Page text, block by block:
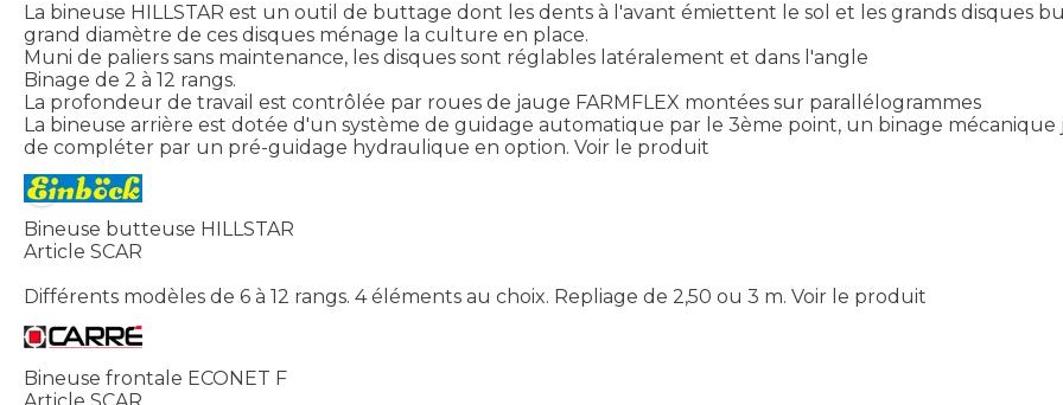
La bineuse HILLSTAR est un outil de buttage dont les dents à l'avant émiettent le sol et les grands disques
grand diamètre de ces disques ménage la culture en place.
Muni de paliers sans maintenance, les disques sont réglables latéralement et dans l'angle
Binage de 2 à 12 rangs.
La profondeur de travail est contrôlée par roues de jauge FARMFLEX montées sur parallélogrammes
La bineuse arrière est dotée d'un système de guidage automatique par le 3ème point, un binage mécanique
de compléter par un pré-guidage hydraulique en option. Voir le produit
Bineuse butteuse HILLSTAR
Article SCAR
Différents modèles de 6 à 12 rangs. 4 éléments au choix. Repliage de 2,50 ou 3 m. Voir le produit
Bineuse frontale ECONET F